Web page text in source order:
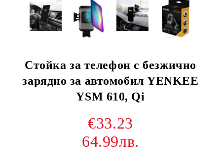
Стойка за телефон с безжично
зарядно за автомобил YENKEE
YSM 610, Qi
€33.23
64.99лв.